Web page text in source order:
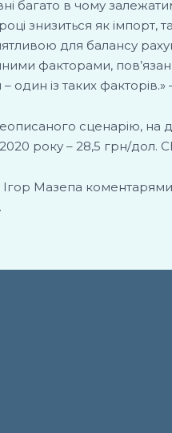
багато в чому
знизиться як імпорт,
для балансу
факторами,
один із таких
сценарію, на
2020 року – 28,5 грн/дол.
Мазепа коментарями